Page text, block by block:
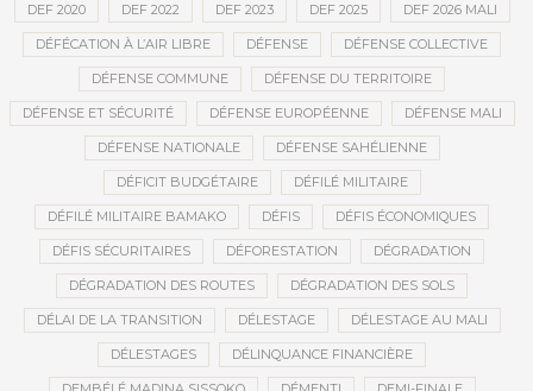
DEF 2020 DEF 2022 DEF 2023 DEF 2025 DEF 2026 MALI
DÉFÉCATION À L’AIR LIBRE DÉFENSE DÉFENSE COLLECTIVE
DÉFENSE COMMUNE DÉFENSE DU TERRITOIRE
DÉFENSE ET SÉCURITÉ DÉFENSE EUROPÉENNE DÉFENSE MALI
DÉFENSE NATIONALE DÉFENSE SAHÉLIENNE
DÉFICIT BUDGÉTAIRE DÉFILÉ MILITAIRE
DÉFILÉ MILITAIRE BAMAKO DÉFIS DÉFIS ÉCONOMIQUES
DÉFIS SÉCURITAIRES DÉFORESTATION DÉGRADATION
DÉGRADATION DES ROUTES DÉGRADATION DES SOLS
DÉLAI DE LA TRANSITION DÉLESTAGE DÉLESTAGE AU MALI
DÉLESTAGES DÉLINQUANCE FINANCIÈRE